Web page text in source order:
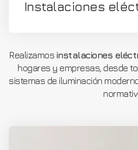
Instalaciones
Realizamos instalaciones
hogares y empresas, desde
sistemas de iluminación